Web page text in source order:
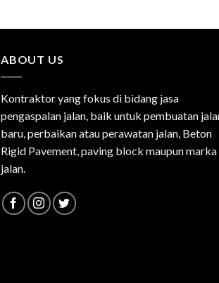
ABOUT US
Kontraktor yang fokus di bidang jasa
pengaspalan jalan, baik untuk pembuatan
baru, perbaikan atau perawatan jalan, Beton
Rigid Pavement, paving block maupun marka
jalan.